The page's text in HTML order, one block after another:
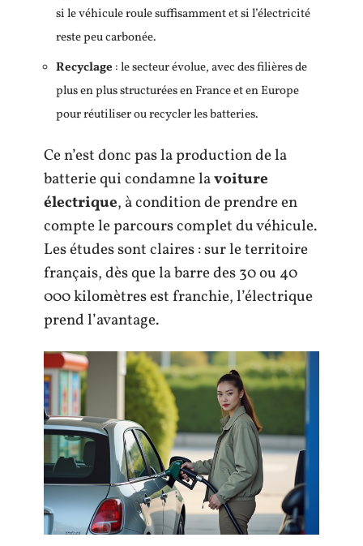
si le véhicule roule suffisamment et si l’électricité
reste peu carbonée.
Recyclage : le secteur évolue, avec des filières de
plus en plus structurées en France et en Europe
pour réutiliser ou recycler les batteries.
Ce n’est donc pas la production de la
batterie qui condamne lavoiture
électrique, à condition de prendre en
compte le parcours complet du véhicule.
Les études sont claires : sur le territoire
français, dès que la barre des 30 ou 40
000 kilomètres est franchie, l’électrique
prend l’avantage.